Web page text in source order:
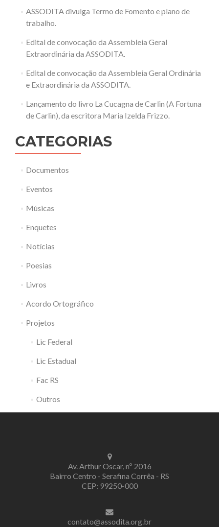
ASSODITA divulga Termo de Fomento e plano de
trabalho.
Edital de convocação da Assembleia Geral
Extraordinária da ASSODITA.
Edital de convocação da Assembleia Geral Ordinária
e Extraordinária da ASSODITA.
Lançamento do livro La Cucagna de Carlin (A Fortuna
de Carlin), da escritora Maria Izelda Frizzo.
CATEGORIAS
Documentos
Eventos
Músicas
Enquetes
Notícias
Poesias
Livros
Acordo Ortográfico
Projetos
Lic Federal
Lic Estadual
Fac RS
Outros
Av. Arthur Oscar, nº 2016
Bairro Centro - Serafina Corrêa - RS
CEP: 99250-000
contato@assodita.org.br